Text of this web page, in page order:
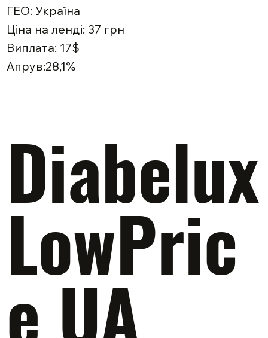
ГЕО: Україна
Ціна на ленді: 37 грн
Виплата: 17$
Апрув:28,1%
Diabelux
LowPric
e UA